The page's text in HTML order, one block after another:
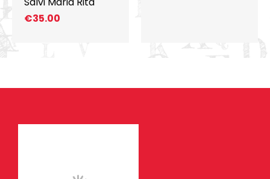
€35.00